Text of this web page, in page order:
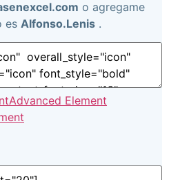
o agregame
es Alfonso.Lenis .
Advanced Element